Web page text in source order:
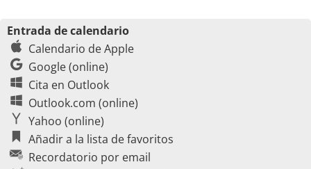
Entrada de calendario
Calendario de Apple
Google (online)
Cita en Outlook
Outlook.com (online)
Yahoo (online)
Añadir a la lista de favoritos
Recordatorio por email